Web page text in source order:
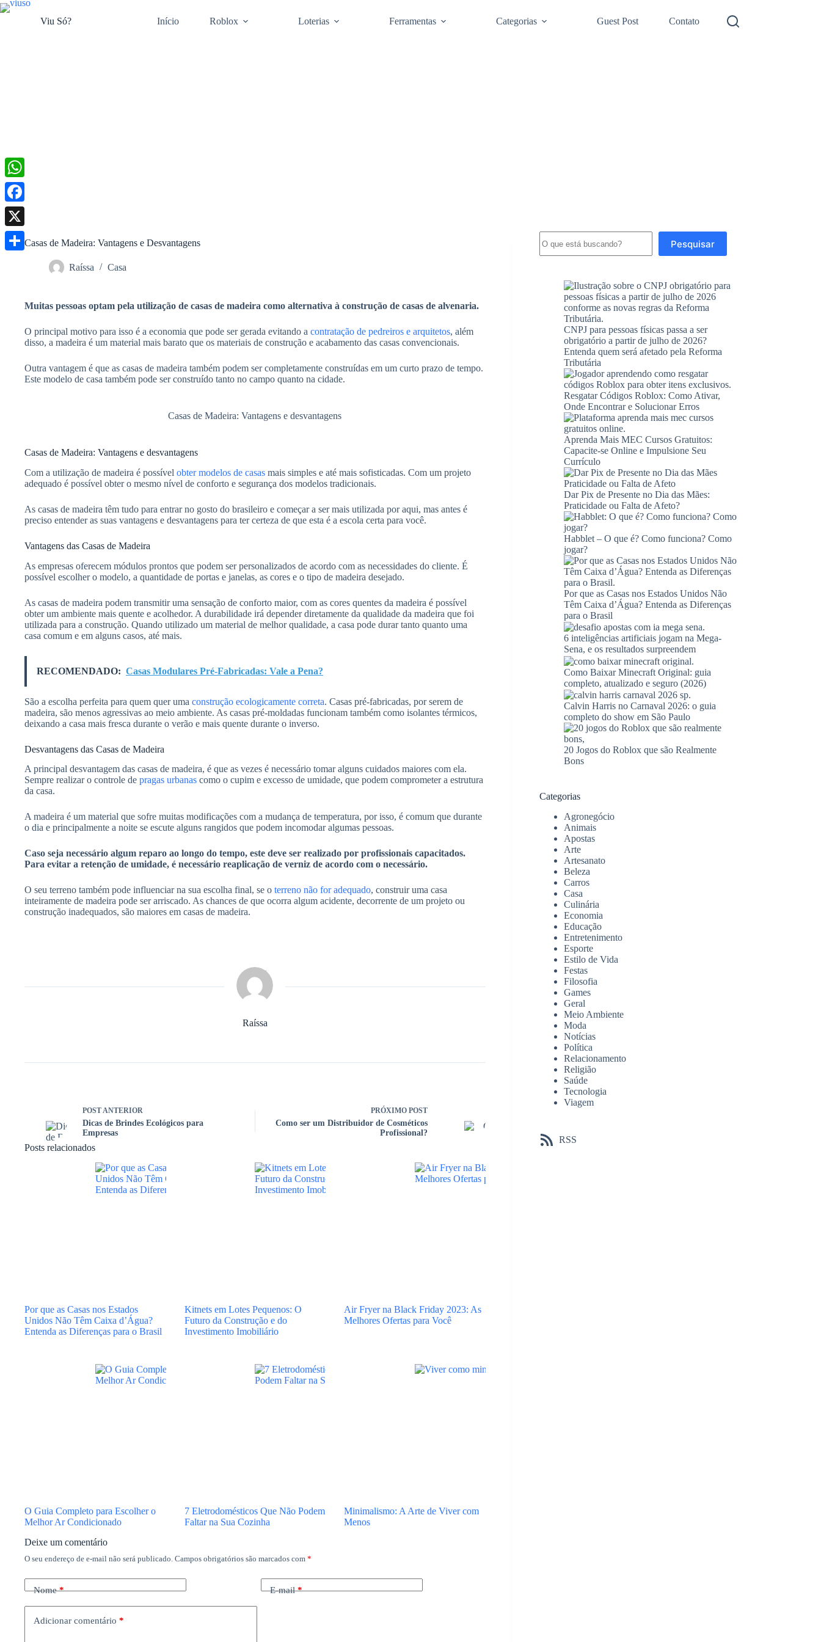
Pular
para
Viu Só? Início Roblox Loterias Ferramentas Categorias Guest Post Contato
Casas de Madeira: Vantagens e Desvantagens
Raíssa Casa
Muitas pessoas optam pela utilização de casas de madeira como alternativa à construção de casas de alvenaria.
O principal motivo para isso é a economia que pode ser gerada evitando a contratação de pedreiros e arquitetos, além
disso, a madeira é um material mais barato que os materiais de construção e acabamento das casas convencionais.
Outra vantagem é que as casas de madeira também podem ser completamente construídas em um curto prazo de tempo.
Este modelo de casa também pode ser construído tanto no campo quanto na cidade.
Casas de Madeira: Vantagens e desvantagens
Casas de Madeira: Vantagens e desvantagens
Com a utilização de madeira é possível obter modelos de casas mais simples e até mais sofisticadas. Com um projeto
adequado é possível obter o mesmo nível de conforto e segurança dos modelos tradicionais.
As casas de madeira têm tudo para entrar no gosto do brasileiro e começar a ser mais utilizada por aqui, mas antes é
preciso entender as suas vantagens e desvantagens para ter certeza de que esta é a escola certa para você.
Vantagens das Casas de Madeira
As empresas oferecem módulos prontos que podem ser personalizados de acordo com as necessidades do cliente. É
possível escolher o modelo, a quantidade de portas e janelas, as cores e o tipo de madeira desejado.
As casas de madeira podem transmitir uma sensação de conforto maior, com as cores quentes da madeira é possível
obter um ambiente mais quente e acolhedor. A durabilidade irá depender diretamente da qualidade da madeira que foi
utilizada para a construção. Quando utilizado um material de melhor qualidade, a casa pode durar tanto quanto uma
casa comum e em alguns casos, até mais.
RECOMENDADO: Casas Modulares Pré-Fabricadas: Vale a Pena?
São a escolha perfeita para quem quer uma construção ecologicamente correta. Casas pré-fabricadas, por serem de
madeira, são menos agressivas ao meio ambiente. As casas pré-moldadas funcionam também como isolantes térmicos,
deixando a casa mais fresca durante o verão e mais quente durante o inverso.
Desvantagens das Casas de Madeira
A principal desvantagem das casas de madeira, é que as vezes é necessário tomar alguns cuidados maiores com ela.
Sempre realizar o controle de pragas urbanas como o cupim e excesso de umidade, que podem comprometer a estrutura
da casa.
A madeira é um material que sofre muitas modificações com a mudança de temperatura, por isso, é comum que durante
o dia e principalmente a noite se escute alguns rangidos que podem incomodar algumas pessoas.
Caso seja necessário algum reparo ao longo do tempo, este deve ser realizado por profissionais capacitados.
Para evitar a retenção de umidade, é necessário reaplicação de verniz de acordo com o necessário.
O seu terreno também pode influenciar na sua escolha final, se o terreno não for adequado, construir uma casa
inteiramente de madeira pode ser arriscado. As chances de que ocorra algum acidente, decorrente de um projeto ou
construção inadequados, são maiores em casas de madeira.
Raíssa
POST ANTERIOR
Dicas de Brindes Ecológicos para
Empresas
PRÓXIMO POST
Como ser um Distribuidor de Cosméticos
Profissional?
Posts relacionados
Por que as Casas nos Estados
Unidos Não Têm Caixa d’Água?
Entenda as Diferenças para o Brasil
Kitnets em Lotes Pequenos: O
Futuro da Construção e do
Investimento Imobiliário
Air Fryer na Black Friday 2023: As
Melhores Ofertas para Você
O Guia Completo para Escolher o
Melhor Ar Condicionado
7 Eletrodomésticos Que Não Podem
Faltar na Sua Cozinha
Minimalismo: A Arte de Viver com
Menos
Deixe um comentário
O seu endereço de e-mail não será publicado. Campos obrigatórios são marcados com *
Nome* E-mail*
Adicionar comentário *
Pesquisar
CNPJ para pessoas físicas passa a ser
obrigatório a partir de julho de 2026?
Entenda quem será afetado pela Reforma
Tributária
Resgatar Códigos Roblox: Como Ativar,
Onde Encontrar e Solucionar Erros
Aprenda Mais MEC Cursos Gratuitos:
Capacite-se Online e Impulsione Seu
Currículo
Dar Pix de Presente no Dia das Mães:
Praticidade ou Falta de Afeto?
Habblet – O que é? Como funciona? Como
jogar?
Por que as Casas nos Estados Unidos Não
Têm Caixa d’Água? Entenda as Diferenças
para o Brasil
6 inteligências artificiais jogam na Mega-
Sena, e os resultados surpreendem
Como Baixar Minecraft Original: guia
completo, atualizado e seguro (2026)
Calvin Harris no Carnaval 2026: o guia
completo do show em São Paulo
20 Jogos do Roblox que são Realmente
Bons
Categorias
Agronegócio
Animais
Apostas
Arte
Artesanato
Beleza
Carros
Casa
Culinária
Economia
Educação
Entretenimento
Esporte
Estilo de Vida
Festas
Filosofia
Games
Geral
Meio Ambiente
Moda
Notícias
Política
Relacionamento
Religião
Saúde
Tecnologia
Viagem
RSS
W
h
a
F
a
c
X